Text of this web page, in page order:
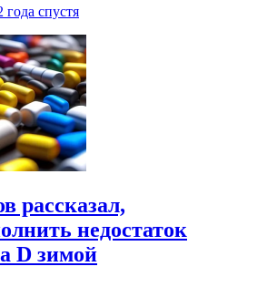
года спустя
рассказал,
недостаток
D зимой